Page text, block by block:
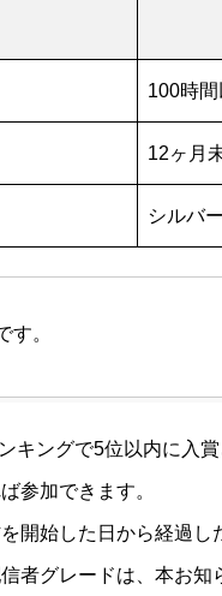
100時
12ヶ月
シルバ
す。
キングで5位以内に入
参加できます。
開始した日から経過し
者グレードは、本お知